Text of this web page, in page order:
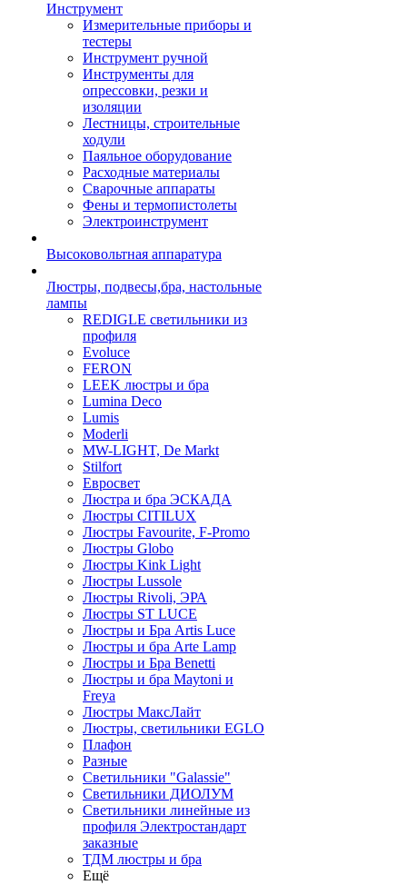
Инструмент
Измерительные приборы и
тестеры
Инструмент ручной
Инструменты для
опрессовки, резки и
изоляции
Лестницы, строительные
ходули
Паяльное оборудование
Расходные материалы
Сварочные аппараты
Фены и термопистолеты
Электроинструмент
Высоковольтная аппаратура
Люстры, подвесы,бра, настольные
лампы
REDIGLE светильники из
профиля
Evoluce
FERON
LEEK люстры и бра
Lumina Deco
Lumis
Moderli
MW-LIGHT, De Markt
Stilfort
Евросвет
Люстра и бра ЭСКАДА
Люстры CITILUX
Люстры Favourite, F-Promo
Люстры Globo
Люстры Kink Light
Люстры Lussole
Люстры Rivoli, ЭРА
Люстры ST LUCE
Люстры и Бра Artis Luce
Люстры и бра Arte Lamp
Люстры и Бра Benetti
Люстры и бра Maytoni и
Freya
Люстры МаксЛайт
Люстры, светильники EGLO
Плафон
Разные
Светильники "Galassie"
Светильники ДИОЛУМ
Светильники линейные из
профиля Электростандарт
заказные
ТДМ люстры и бра
Ещё